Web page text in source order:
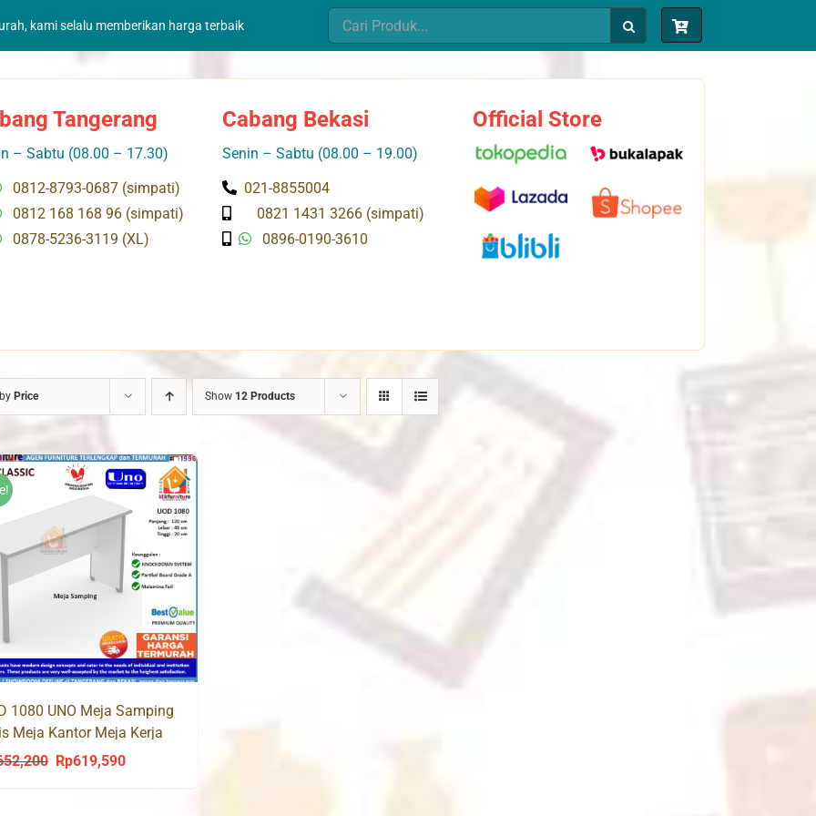
kami selalu memberikan harga terbaik
Search
for:
Tangerang
– Sabtu (08.00 – 17.30)
0812-8793-0687 (simpati)
0812 168 168 96 (simpati)
0878-5236-3119 (XL)
Cabang Bekasi
Senin – Sabtu (08.00 – 19.00)
021-8855004
0821 1431 3266 (simpati)
0896-0190-3610
Official Store
Price Show 12 Products
1080 UNO Meja Samping
Meja Kantor Meja Kerja
Original
Rp619,590Current